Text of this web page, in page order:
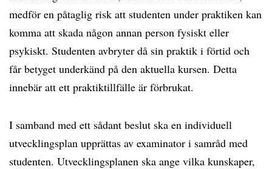
medför en påtaglig risk att studenten under praktiken kan
komma att skada någon annan person fysiskt eller
psykiskt. Studenten avbryter då sin praktik i förtid och
får betyget underkänd på den aktuella kursen. Detta
innebär att ett praktiktillfälle är förbrukat.
I samband med ett sådant beslut ska en individuell
utvecklingsplan upprättas av examinator i samråd med
studenten. Utvecklingsplanen ska ange vilka kunskaper,